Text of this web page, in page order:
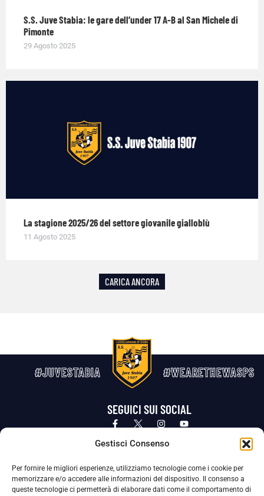
Gestisci Consenso
Per fornire le migliori esperienze, utilizziamo tecnologie come i cookie per
memorizzare e/o accedere alle informazioni del dispositivo. Il consenso a
queste tecnologie ci permetterà di elaborare dati come il comportamento di
S.S. Juve Stabia: le gare dell’under 17 A-B al San Michele di
Pimonte
29 Agosto 2025
La stagione 2025/26 del settore giovanile gialloblù
11 Agosto 2025
CARICA ANCORA
#JUVESTABIA #WEARETHEWASPS
SEGUICI SUI SOCIAL
Privacy Policy Cookie Policy
La Società ha nominato il Responsabile della Protezione dei Dati Personali (DPO), figura specializzata che vigila sulle modalità
adottate dalla nostra Società per tutelare i Suoi dati personali.